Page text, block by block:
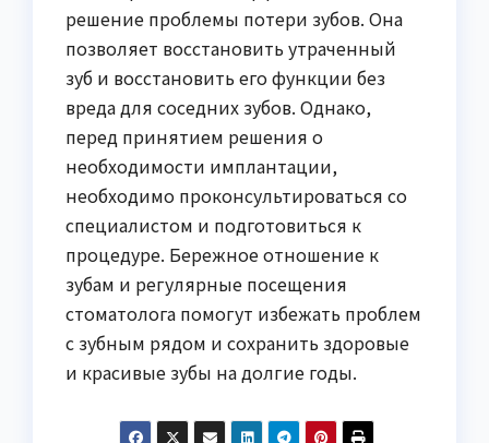
решение проблемы потери зубов. Она
позволяет восстановить утраченный
зуб и восстановить его функции без
вреда для соседних зубов. Однако,
перед принятием решения о
необходимости имплантации,
необходимо проконсультироваться со
специалистом и подготовиться к
процедуре. Бережное отношение к
зубам и регулярные посещения
стоматолога помогут избежать проблем
с зубным рядом и сохранить здоровые
и красивые зубы на долгие годы.